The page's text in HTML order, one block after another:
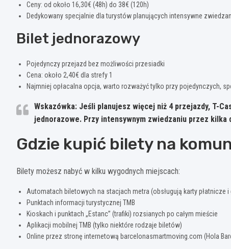
Ceny: od około 16,30€ (48h) do 38€ (120h)
Dedykowany specjalnie dla turystów planujących intensywne
Bilet jednorazowy
Pojedynczy przejazd bez możliwości przesiadki
Cena: około 2,40€ dla strefy 1
Najmniej opłacalna opcja, warto rozważyć tylko przy pojedynczych,
Wskazówka: Jeśli planujesz więcej niż 4 przejazdy, T-
jednorazowe. Przy intensywnym zwiedzaniu przez
Gdzie kupić bilety na
Bilety możesz nabyć w kilku wygodnych miejscach:
Automatach biletowych na stacjach metra (obsługują karty płatnicze
Punktach informacji turystycznej TMB
Kioskach i punktach „Estanc” (trafiki) rozsianych po całym mieście
Aplikacji mobilnej TMB (tylko niektóre rodzaje biletów)
Online przez stronę internetową barcelonasmartmoving.com (Hola